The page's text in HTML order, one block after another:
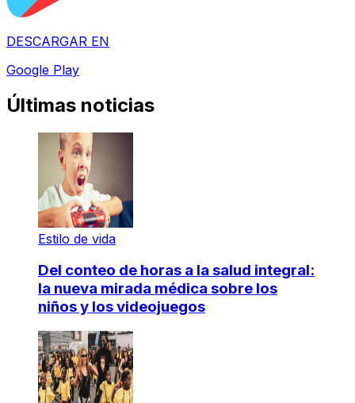
DESCARGAR EN
Google Play
Últimas noticias
Estilo de vida
Del conteo de horas a la salud integral:
la nueva mirada médica sobre los
niños y los videojuegos